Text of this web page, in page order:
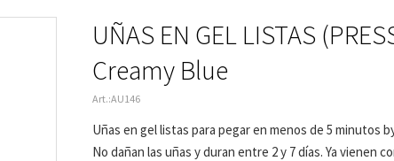
UÑAS EN GEL LISTAS
Creamy Blue
AU146
Uñas en gel listas para pegar en menos de 5 minutos
No dañan las uñas y duran entre 2 y 7 días. Ya vienen